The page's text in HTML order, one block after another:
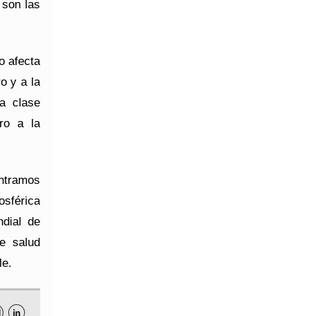
las
afecta
y a la
clase
a la
de
salud
